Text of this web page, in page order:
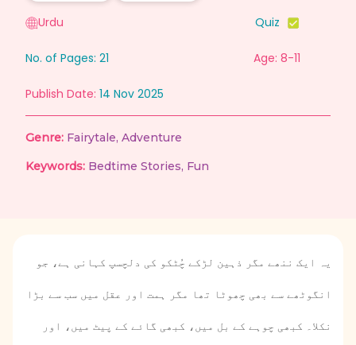
Urdu Quiz
No. of Pages: 21 Age: 8-11
Publish Date: 14 Nov 2025
Genre: Fairytale, Adventure
Keywords: Bedtime Stories, Fun
یہ ایک ننھے مگر ذہین لڑکے چُٹکو کی دلچسپ کہانی ہے، جو
انگوٹھے سے بھی چھوٹا تھا مگر ہمت اور عقل میں سب سے بڑا
نکلا۔ کبھی چوہے کے بل میں، کبھی گائے کے پیٹ میں، اور